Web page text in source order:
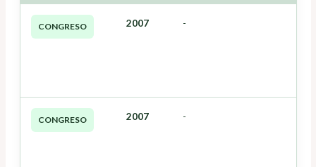
CONGRESO 2007 -
CONGRESO 2007 -